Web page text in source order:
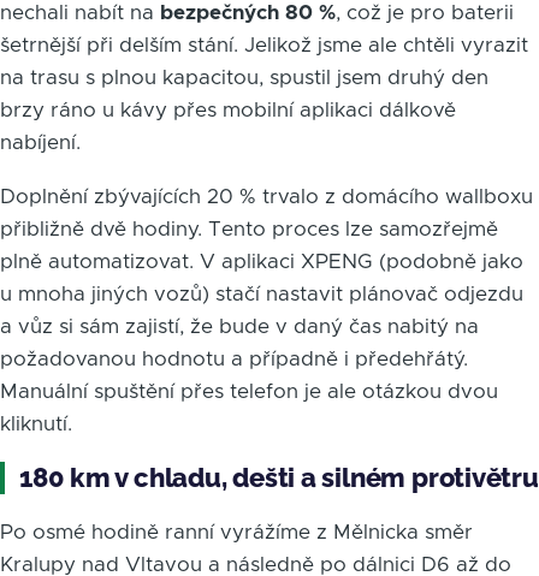
nechali nabít na bezpečných 80 %, což je pro baterii
šetrnější při delším stání. Jelikož jsme ale chtěli vyrazit
na trasu s plnou kapacitou, spustil jsem druhý den
brzy ráno u kávy přes mobilní aplikaci dálkově
nabíjení.
Doplnění zbývajících 20 % trvalo z domácího wallboxu
přibližně dvě hodiny. Tento proces lze samozřejmě
plně automatizovat. V aplikaci XPENG (podobně jako
u mnoha jiných vozů) stačí nastavit plánovač odjezdu
a vůz si sám zajistí, že bude v daný čas nabitý na
požadovanou hodnotu a případně i předehřátý.
Manuální spuštění přes telefon je ale otázkou dvou
kliknutí.
180 km v chladu, dešti a silném protivětru
Po osmé hodině ranní vyrážíme z Mělnicka směr
Kralupy nad Vltavou a následně po dálnici D6 až do